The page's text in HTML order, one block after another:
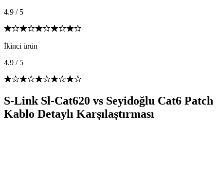
4.9 / 5
İkinci ürün
4.9 / 5
S-Link Sl-Cat620 vs Seyidoğlu Cat6 Patch
Kablo Detaylı Karşılaştırması